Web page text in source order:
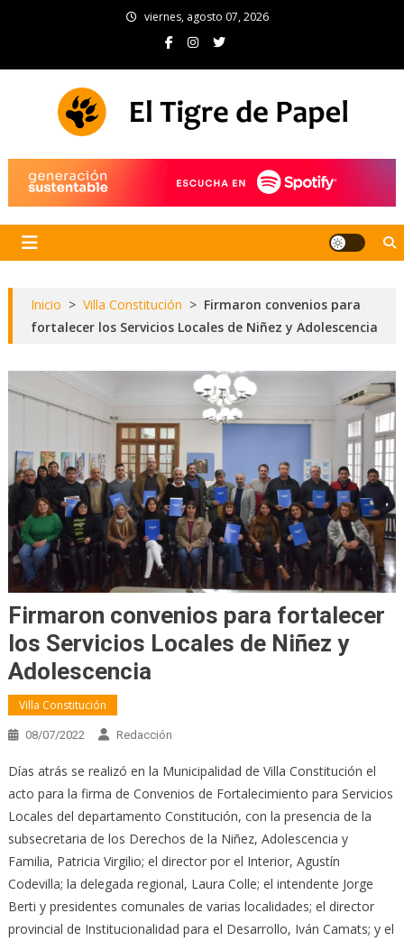
viernes, agosto 07, 2026
Inicio > Villa Constitución > Firmaron convenios para
fortalecer los Servicios Locales de Niñez y Adolescencia
Firmaron convenios para fortalecer
los Servicios Locales de Niñez y
Adolescencia
Villa Constitución
08/07/2022 Redacción
Días atrás se realizó en la Municipalidad de Villa Constitución el
acto para la firma de Convenios de Fortalecimiento para Servicios
Locales del departamento Constitución, con la presencia de la
subsecretaria de los Derechos de la Niñez, Adolescencia y
Familia, Patricia Virgilio; el director por el Interior, Agustín
Codevilla; la delegada regional, Laura Colle; el intendente Jorge
Berti y presidentes comunales de varias localidades; el director
provincial de Institucionalidad para el Desarrollo, Iván Camats; y el